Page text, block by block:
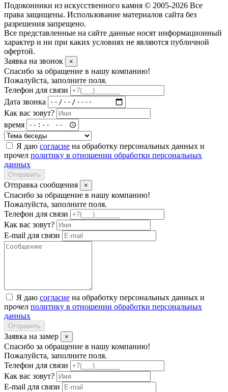
Подоконники из искусственного камня © 2005-2026 Все
права защищены. Использование материалов сайта без
разрешения запрещено.
Все представленные на сайте данные носят информационный
характер и ни при каких условиях не являются публичной
офертой.
Заявка на звонок
×
Спасибо за обращение в нашу компанию!
Пожалуйста, заполните поля.
Телефон для связи
Дата звонка
Как вас зовут?
время
Я даю согласие на обработку персональных данных и
прочел политику в отношении обработки персональных
данных
Отправить
Отправка сообщения ×
Спасибо за обращение в нашу компанию!
Пожалуйста, заполните поля.
Телефон для связи
Как вас зовут?
E-mail для связи
Я даю согласие на обработку персональных данных и
прочел политику в отношении обработки персональных
данных
Отправить
Заявка на замер ×
Спасибо за обращение в нашу компанию!
Пожалуйста, заполните поля.
Телефон для связи
Как вас зовут?
E-mail для связи